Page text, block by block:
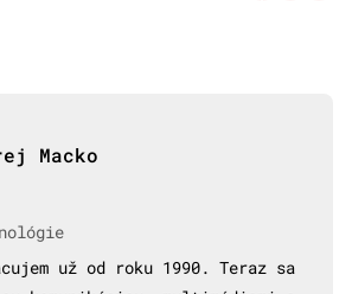
Macko
už od roku 1990. Teraz sa